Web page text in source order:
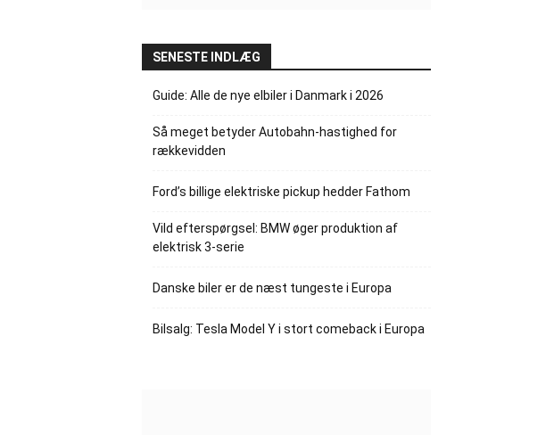
SENESTE INDLÆG
Guide: Alle de nye elbiler i Danmark i 2026
Så meget betyder Autobahn-hastighed for
rækkevidden
Ford’s billige elektriske pickup hedder Fathom
Vild efterspørgsel: BMW øger produktion af
elektrisk 3-serie
Danske biler er de næst tungeste i Europa
Bilsalg: Tesla Model Y i stort comeback i Europa